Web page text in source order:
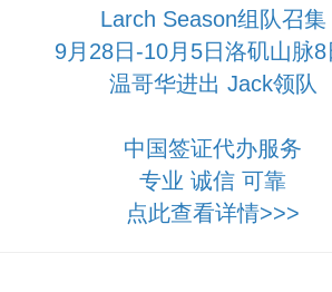
Larch Season组队召集
9月28日-10月5日洛矶山脉8
温哥华进出 Jack领队
中国签证代办服务
专业 诚信 可靠
点此查看详情>>>